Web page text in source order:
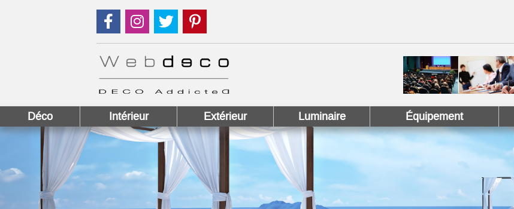
Suivez nous sur Facebook !
Suivez nous sur Instagram !
Suivez nous sur Twitter !
Déco Intérieur Extérieur Luminaire Équipement